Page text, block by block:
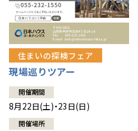
住まいの探検フェア
現場巡りツアー
開催期間
8月22日(土)・23日(日)
開催場所